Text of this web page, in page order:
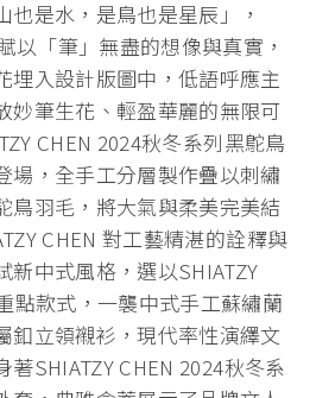
也是水，是鳥也是星辰」，
以「筆」無盡的想像與真實，
埋入設計版圖中，低語呼應主
妙筆生花、輕盈華麗的無限可
CHEN 2024秋冬系列黑鴕鳥
場，全手工分層製作疊以刺繡
鳥羽毛，將大氣與柔美完美結
CHEN 對工藝精湛的詮釋與
新中式風格，選以SHIATZY
點款式，一襲中式手工蘇繡蘭
釦立領襯衫，現代率性演繹文
SHIATZY CHEN 2024秋冬系